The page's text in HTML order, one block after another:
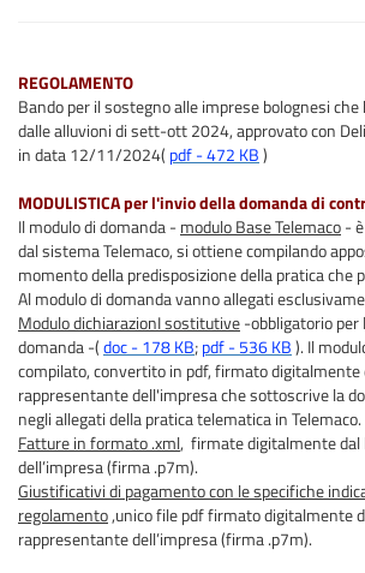
REGOLAMENTO
Bando per il sostegno alle imprese bolognesi
dalle alluvioni di sett-ott 2024, approvato con
in data 12/11/2024( pdf - 472 KB)
MODULISTICA per l'invio della domanda di
Il modulo di domanda -modulo Base Telemaco-
dal sistema Telemaco, si ottiene compilando
momento della predisposizione della pratica che
Al modulo di domanda vanno allegati
Modulo dichiarazionI sostitutive-obbligatorio per
domanda -(doc - 178 KB;pdf -536 KB). Il
compilato, convertito in pdf, firmato digitalmente
rappresentante dell'impresa che sottoscrive la
negli allegati della pratica telematica in Telemaco.
Fatture in formato .xml, firmate digitalmente dal
dell’impresa (firma .p7m).
Giustificativi di pagamento con le specifiche
regolamento,unico file pdf firmato digitalmente
rappresentante dell’impresa (firma .p7m).